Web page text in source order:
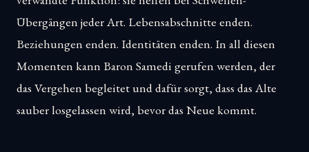
Übergängen jeder Art. Lebensabschnitte enden.
Beziehungen enden. Identitäten enden. In all diesen
Momenten kann Baron Samedi gerufen werden, der
das Vergehen begleitet und dafür sorgt, dass das Alte
sauber losgelassen wird, bevor das Neue kommt.